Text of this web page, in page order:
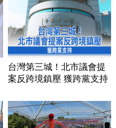
台灣第三城！北市議會提
案反跨境鎮壓 獲跨黨支持